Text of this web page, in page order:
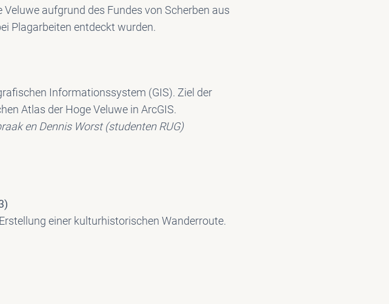
aufgrund des Fundes von Scherben aus
Plagarbeiten entdeckt wurden.
Informationssystem (GIS). Ziel der
Atlas der Hoge Veluwe in ArcGIS.
en Dennis Worst (studenten RUG)
einer kulturhistorischen Wanderroute.